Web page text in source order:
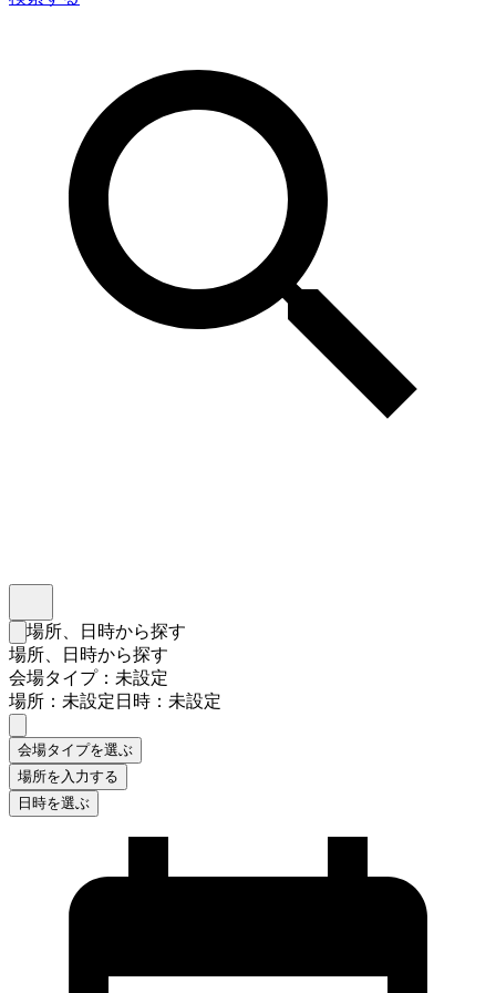
検索フォームを閉じる
場所、日時から探す
場所、日時から探す
会場タイプ：未設定
場所：未設定日時：未設定
会場タイプを選ぶ
場所を入力する
日時を選ぶ